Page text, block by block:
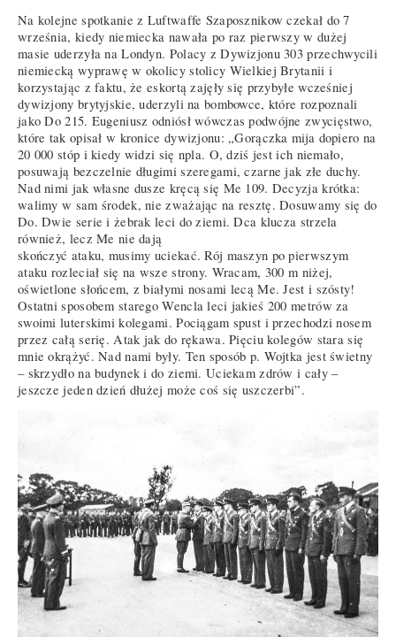
Na kolejne spotkanie z Luftwaffe Szaposznikow czekał do 7
września, kiedy niemiecka nawała po raz pierwszy w dużej
masie uderzyła na Londyn. Polacy z Dywizjonu 303 przechwycili
niemiecką wyprawę w okolicy stolicy Wielkiej Brytanii i
korzystając z faktu, że eskortą zajęły się przybyłe wcześniej
dywizjony brytyjskie, uderzyli na bombowce, które rozpoznali
jako Do 215. Eugeniusz odniósł wówczas podwójne zwycięstwo,
które tak opisał w kronice dywizjonu: „Gorączka mija dopiero na
20 000 stóp i kiedy widzi się npla. O, dziś jest ich niemało,
posuwają bezczelnie długimi szeregami, czarne jak złe duchy.
Nad nimi jak własne dusze kręcą się Me 109. Decyzja krótka:
walimy w sam środek, nie zważając na resztę. Dosuwamy się do
Do. Dwie serie i żebrak leci do ziemi. Dca klucza strzela
również, lecz Me nie dają
skończyć ataku, musimy uciekać. Rój maszyn po pierwszym
ataku rozleciał się na wsze strony. Wracam, 300 m niżej,
oświetlone słońcem, z białymi nosami lecą Me. Jest i szósty!
Ostatni sposobem starego Wencla leci jakieś 200 metrów za
swoimi luterskimi kolegami. Pociągam spust i przechodzi nosem
przez całą serię. Atak jak do rękawa. Pięciu kolegów stara się
mnie okrążyć. Nad nami były. Ten sposób p. Wojtka jest świetny
– skrzydło na budynek i do ziemi. Uciekam zdrów i cały –
jeszcze jeden dzień dłużej może coś się uszczerbi”.